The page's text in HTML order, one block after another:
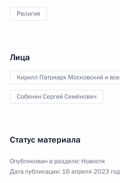
Религия
Лица
Кирилл Патриарх Московский и
Собянин Сергей Семёнович
Статус материала
Опубликован в разделе: Новости
Дата публикации: 16 апреля 2023